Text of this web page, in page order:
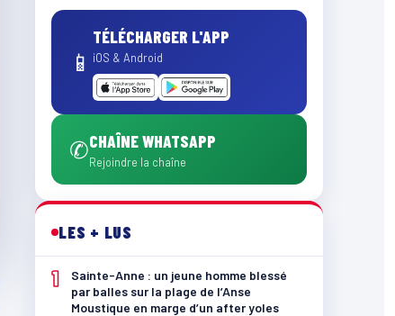
📱
TÉLÉCHARGER L'APP
iOS & Android
✆CHAÎNE WHATSAPP
Rejoindre la chaîne
LES + LUS
1
Sainte-Anne : un jeune homme blessé
par balles sur la plage de l’Anse
Moustique en marge d’un after yoles